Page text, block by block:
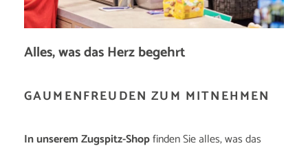
Alles, was das Herz begehrt
GAUMENFREUDEN ZUM MITNEHMEN
In unserem Zugspitz-Shopfinden Sie alles, was das